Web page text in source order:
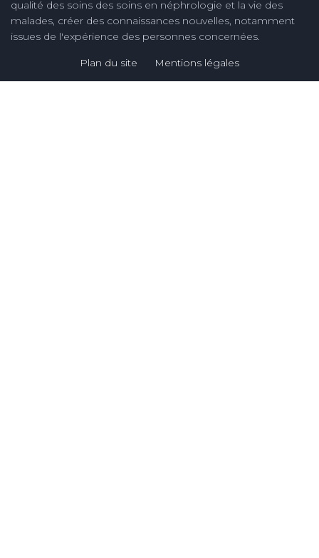
qualité des soins des soins en néphrologie et la vie des
malades, créer des connaissances nouvelles, notamment
issues de l'expérience des personnes concernées.
Plan du site Mentions légales